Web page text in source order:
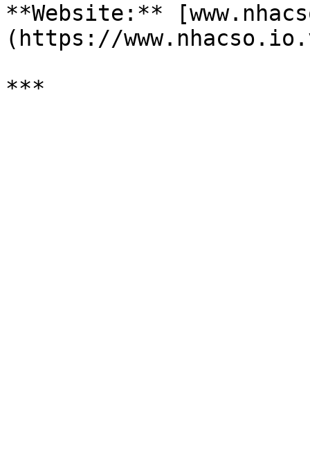
**Website:**
(https://